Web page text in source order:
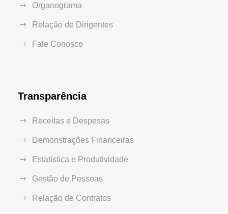
Organograma
Relação de Dirigentes
Fale Conosco
Transparência
Receitas e Despesas
Demonstrações Financeiras
Estatística e Produtividade
Gestão de Pessoas
Relação de Contratos